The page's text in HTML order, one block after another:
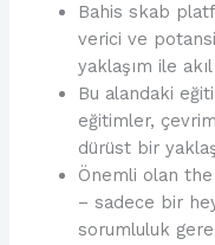
Bahis skab
verici ve
yaklaşım ile akıl
Bu alandaki
eğitimler,
dürüst bir
Önemli olan
– sadece bir
sorumluluk